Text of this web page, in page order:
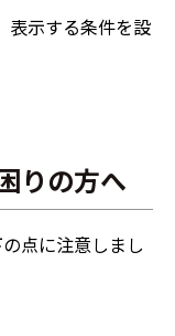
表示する条件を設
りの方へ
点に注意しまし